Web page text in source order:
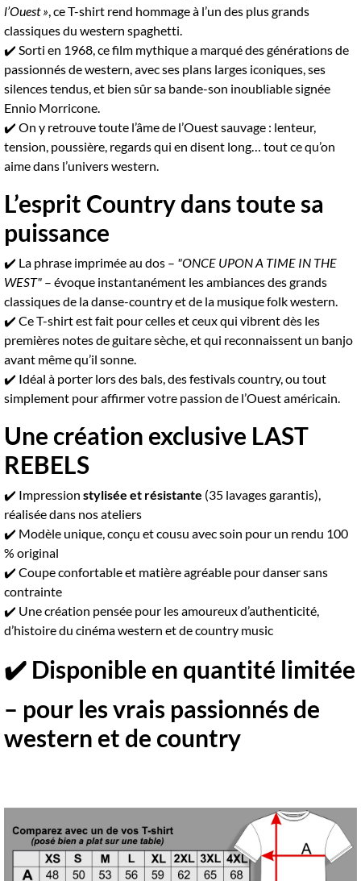
l’Ouest », ce T-shirt rend hommage à l’un des plus grands
classiques du western spaghetti.
✔️ Sorti en 1968, ce film mythique a marqué des générations de
passionnés de western, avec ses plans larges iconiques, ses
silences tendus, et bien sûr sa bande-son inoubliable signée
Ennio Morricone.
✔️ On y retrouve toute l’âme de l’Ouest sauvage : lenteur,
tension, poussière, regards qui en disent long… tout ce qu’on
aime dans l’univers western.
L’esprit Country dans toute sa
puissance
✔️ La phrase imprimée au dos – "ONCE UPON A TIME IN THE
WEST" – évoque instantanément les ambiances des grands
classiques de la danse-country et de la musique folk western.
✔️ Ce T-shirt est fait pour celles et ceux qui vibrent dès les
premières notes de guitare sèche, et qui reconnaissent un banjo
avant même qu’il sonne.
✔️ Idéal à porter lors des bals, des festivals country, ou tout
simplement pour affirmer votre passion de l’Ouest américain.
Une création exclusive LAST
REBELS
✔️ Impression stylisée et résistante (35 lavages garantis),
réalisée dans nos ateliers
✔️ Modèle unique, conçu et cousu avec soin pour un rendu 100
% original
✔️ Coupe confortable et matière agréable pour danser sans
contrainte
✔️ Une création pensée pour les amoureux d’authenticité,
d’histoire du cinéma western et de country music
✔️ Disponible en quantité limitée
– pour les vrais passionnés de
western et de country